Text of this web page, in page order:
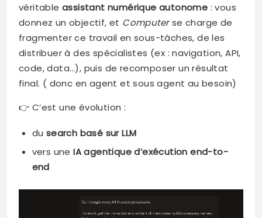
véritableassistant numérique autonome : vous
donnez un objectif, et Computerse charge de
fragmenter ce travail en sous-tâches, de les
distribuer à des spécialistes (ex : navigation, API,
code, data…), puis de recomposer un résultat
final. ( donc en agent et sous agent au besoin)
👉 C’est une évolution :
du search basé sur LLM
vers uneIA agentique d’exécution end-to-
end